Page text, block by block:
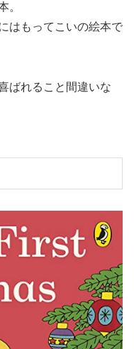
。
はもってこいの絵本で
ばれること間違いな